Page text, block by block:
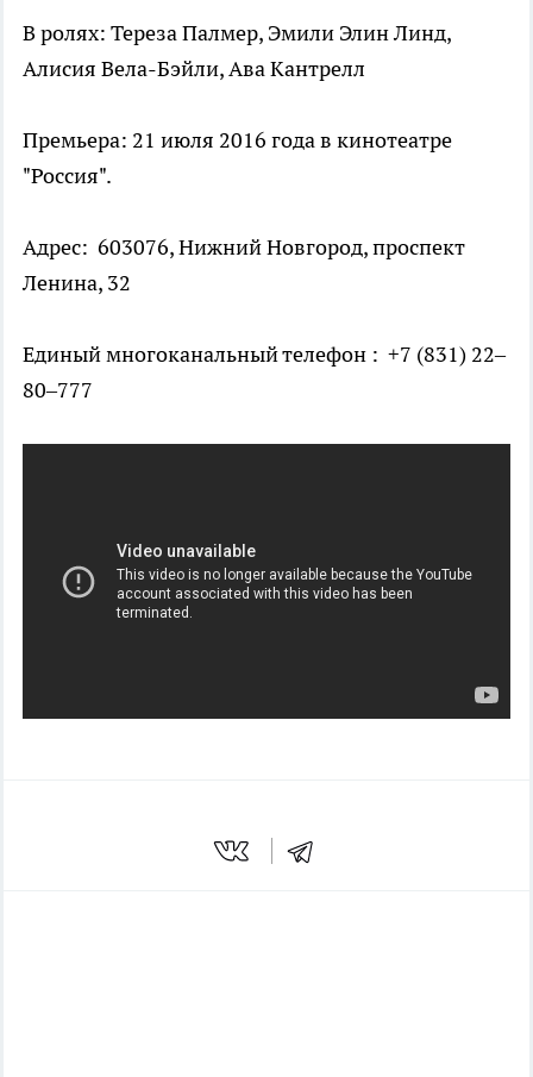
В ролях: Тереза Палмер, Эмили Элин Линд,
Алисия Вела-Бэйли, Ава Кантрелл
Премьера: 21 июля 2016 года в кинотеатре
"Россия".
Адрес: 603076, Нижний Новгород, проспект
Ленина, 32
Единый многоканальный телефон : +7 (831) 22–
80–777